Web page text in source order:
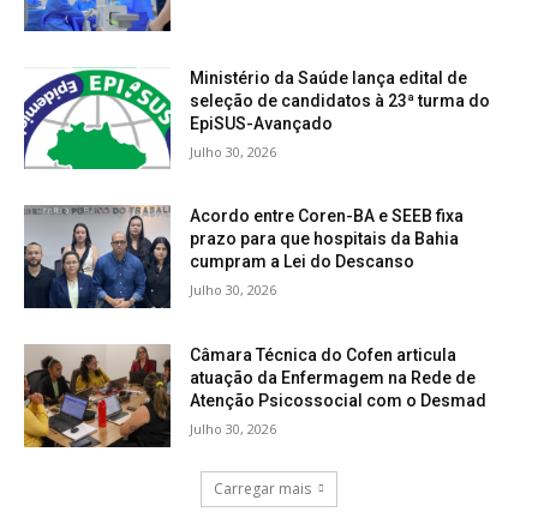
Ministério da Saúde lança edital de
seleção de candidatos à 23ª turma do
EpiSUS-Avançado
Julho 30, 2026
Acordo entre Coren-BA e SEEB fixa
prazo para que hospitais da Bahia
cumpram a Lei do Descanso
Julho 30, 2026
Câmara Técnica do Cofen articula
atuação da Enfermagem na Rede de
Atenção Psicossocial com o Desmad
Julho 30, 2026
Carregar mais